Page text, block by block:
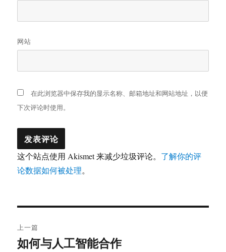
网站
在此浏览器中保存我的显示名称、邮箱地址和网站地址，以便
下次评论时使用。
这个站点使用 Akismet 来减少垃圾评论。 了解你的评
论数据如何被处理。
章
上一篇
上
如何与人工智能合作